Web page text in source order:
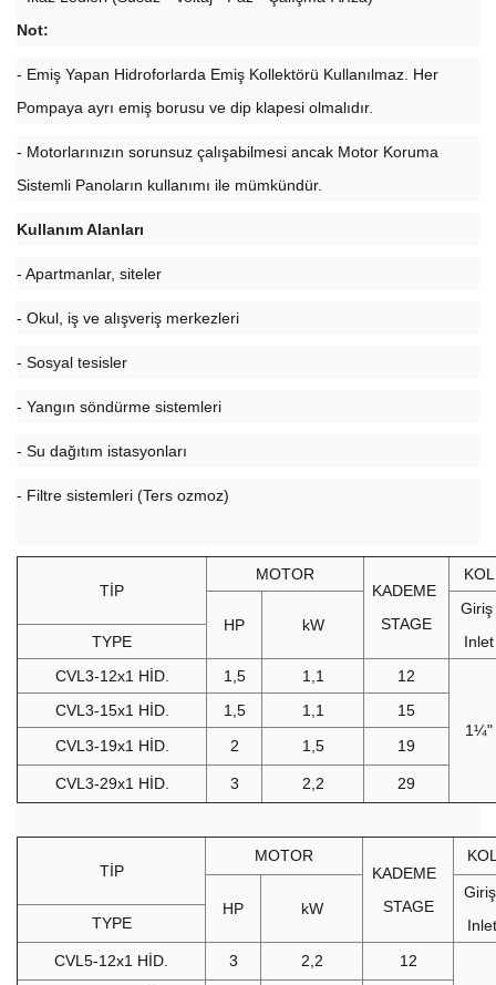
Not:
- Emiş Yapan Hidroforlarda Emiş Kollektörü Kullanılmaz. Her
Pompaya ayrı emiş borusu ve dip klapesi olmalıdır.
- Motorlarınızın sorunsuz çalışabilmesi ancak Motor Koruma
Sistemli Panoların kullanımı ile mümkündür.
Kullanım Alanları
- Apartmanlar, siteler
- Okul, iş ve alışveriş merkezleri
- Sosyal tesisler
- Yangın söndürme sistemleri
- Su dağıtım istasyonları
- Filtre sistemleri (Ters ozmoz)
TİP
MOTOR
KADEME
STAGE
HP kW
Giriş
Inlet
TYPE
CVL3-12x1 HİD.
1,5 1,1 12
1¼"
CVL3-15x1 HİD. 1,5 1,1
15
CVL3-19x1 HİD.
2 1,5 19
CVL3-29x1 HİD. 3 2,2 29
TİP
MOTOR
KADEME
STAGE
HP kW
Inlet
TYPE
CVL5-12x1 HİD. 3 2,2 12